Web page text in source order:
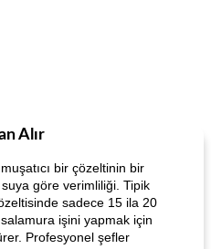
Alır
bir çözeltinin bir
göre verimliliği. Tipik
sadece 15 ila 20
işini yapmak için
Profesyonel şefler